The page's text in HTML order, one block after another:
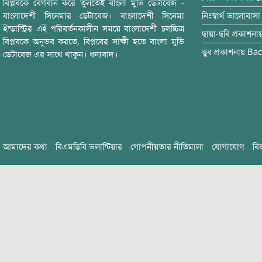
বিপ্লবকে বেগবান করে তুলতেই বাংলা মুভি ডেটাবেজ -
বাংলাদেশী সিনেমার ডেটাবেজ। বাংলাদেশী সিনেমা
ইন্ডাস্ট্রির এই পরিবর্তনকালীন সময়ে বাংলাদেশী চলচ্চিত্র
বিপ্লবকে অনুভব করতে, বিপ্লবের সাক্ষী হতে বাংলা মুভি
ডেটাবেজ এর সাথে থাকুন। ধন্যবাদ।
নিঃস্বার্থ ভালোবাসা
ছায়া-ছবি
ডুব প্রকাশনায়
আমাদের কথা বিএমডিবি ভলান্টিয়ার গোপনীয়তার নীতিমালা যোগাযোগ